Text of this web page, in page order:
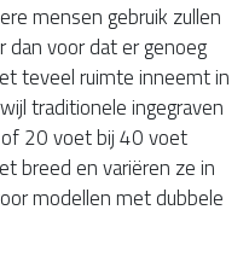
mensen gebruik zullen
voor dat er genoeg
teveel ruimte inneemt in
traditionele ingegraven
20 voet bij 40 voet
breed en variëren ze in
modellen met dubbele